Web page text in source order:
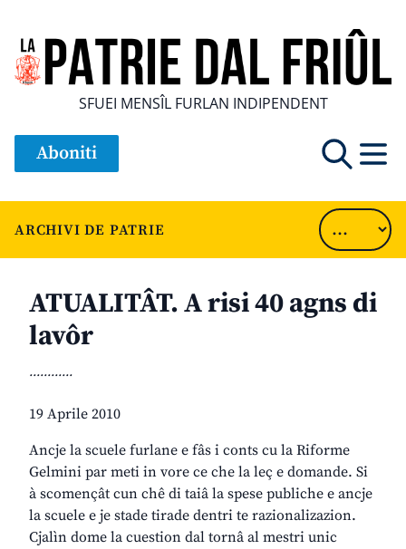
SFUEI MENSÎL FURLAN INDIPENDENT
Aboniti
ARCHIVI DE PATRIE
ATUALITÂT. A risi 40 agns di
lavôr
............
19 Aprile 2010
Ancje la scuele furlane e fâs i conts cu la Riforme
Gelmini par meti in vore ce che la leç e domande. Si
à scomençât cun chê di taiâ la spese publiche e ancje
la scuele e je stade tirade dentri te razionalizazion.
Cjalìn dome la cuestion dal tornâ al mestri unic